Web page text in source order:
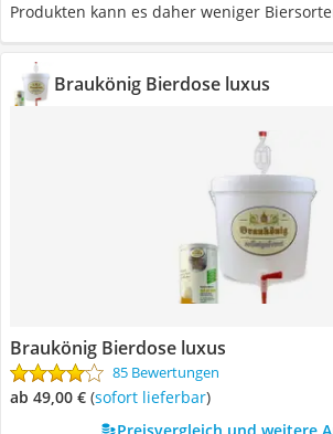
Produkten kann es daher weniger
Braukönig Bierdose luxus
Braukönig Bierdose luxus
85 Bewertungen
ab 49,00 € ( Sofort lieferbar)